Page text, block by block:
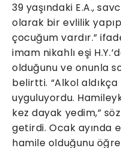
39 yaşındaki E.A.,
olarak bir evlilik
çocuğum vardır.”
imam nikahlı eşi
olduğunu ve onunla
belirtti. “Alkol
uyguluyordu.
kez dayak yedim,”
getirdi. Ocak ayında
hamile olduğunu